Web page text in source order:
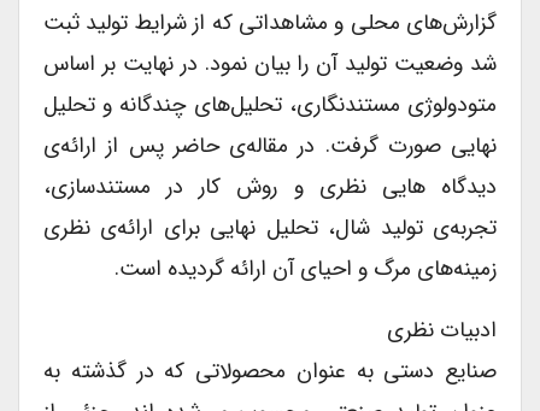
گزارش‌های محلی و مشاهداتی که از شرایط تولید ثبت
شد وضعیت تولید آن را بیان نمود. در نهایت بر اساس
متودولوژی مستندنگاری، تحلیل‌های چندگانه و تحلیل
نهایی صورت گرفت. در مقاله‌ی حاضر پس از ارائه‌ی
دیدگاه هایی نظری و روش کار در مستندسازی،
تجربه‌ی تولید شال، تحلیل نهایی برای ارائه‌ی نظری
زمینه‌های مرگ و احیای آن ارائه گردیده است.
ادبیات نظری
صنایع دستی به عنوان محصولاتی که در گذشته به